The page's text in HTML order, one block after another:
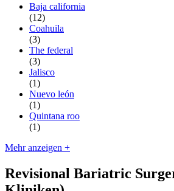
Baja california
(12)
Coahuila
(3)
The federal
(3)
Jalisco
(1)
Nuevo león
(1)
Quintana roo
(1)
Mehr anzeigen +
Revisional Bariatric